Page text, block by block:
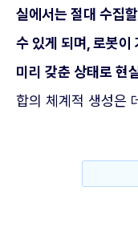
실에서는 절대 수집
수 있게 되며, 로봇이
미리 갖춘 상태로 현
합의 체계적 생성은